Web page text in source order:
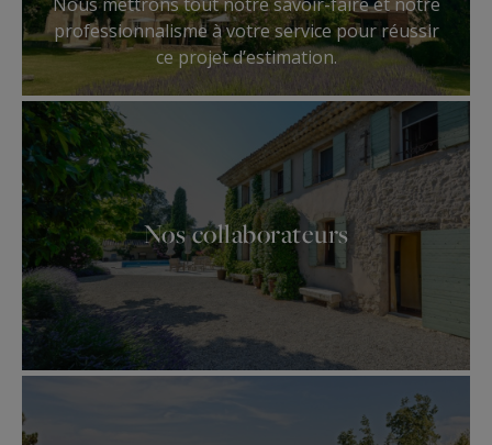
professionnalisme à votre service pour réussir
ce projet d’estimation.
Nos collaborateurs